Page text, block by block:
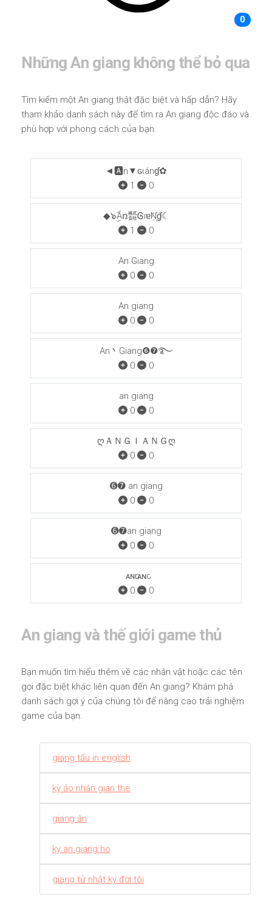
0
Những An giang không thể bỏ qua
Tìm kiếm một An giang thật đặc biệt và hấp dẫn? Hãy
tham khảo danh sách này để tìm ra An giang độc đáo và
phù hợp với phong cách của bạn.
◄🅰n▼ɢιánɠ✿
1
0
◆๖ۣۜAռ㍿ᎶıɐN꙰ɠ☾
1
0
An Giang
0
0
An giang
0
0
An丶Giang❻❼࿐
0
0
an giang
0
0
ღＡＮㅤＧＩＡＮＧღ
0
0
➏➐ an giang
0
0
➏➐an giang
0
0
ㅤᴀɴㅤԍιᴀɴԍㅤ
0
0
An giang và thế giới game thủ
Bạn muốn tìm hiểu thêm về các nhân vật hoặc các tên
gọi đặc biệt khác liên quan đến An giang? Khám phá
danh sách gợi ý của chúng tôi để nâng cao trải nghiệm
game của bạn.
giang tấu in english
kỳ ảo nhân gian the
giang ân
ky an giang ho
giang tử nhật ký đời tôi